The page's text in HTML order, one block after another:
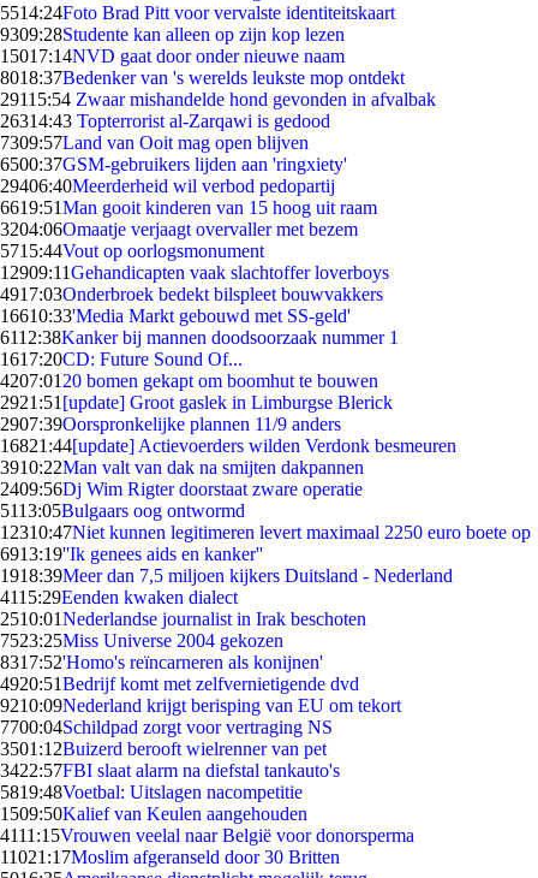
5514:24Foto Brad Pitt voor vervalste identiteitskaart
9309:28Studente kan alleen op zijn kop lezen
15017:14NVD gaat door onder nieuwe naam
8018:37Bedenker van 's werelds leukste mop ontdekt
29115:54 Zwaar mishandelde hond gevonden in afvalbak
26314:43 Topterrorist al-Zarqawi is gedood
7309:57Land van Ooit mag open blijven
6500:37GSM-gebruikers lijden aan 'ringxiety'
29406:40Meerderheid wil verbod pedopartij
6619:51Man gooit kinderen van 15 hoog uit raam
3204:06Omaatje verjaagt overvaller met bezem
5715:44Vout op oorlogsmonument
12909:11Gehandicapten vaak slachtoffer loverboys
4917:03Onderbroek bedekt bilspleet bouwvakkers
16610:33'Media Markt gebouwd met SS-geld'
6112:38Kanker bij mannen doodsoorzaak nummer 1
1617:20CD: Future Sound Of...
4207:01 20 bomen gekapt om boomhut te bouwen
2921:51 [update] Groot gaslek in Limburgse Blerick
2907:39Oorspronkelijke plannen 11/9 anders
16821:44[update] Actievoerders wilden Verdonk besmeuren
3910:22Man valt van dak na smijten dakpannen
2409:56Dj Wim Rigter doorstaat zware operatie
5113:05Bulgaars oog ontwormd
12310:47Niet kunnen legitimeren levert maximaal 2250 euro boete op
6913:19''Ik genees aids en kanker''
1918:39Meer dan 7,5 miljoen kijkers Duitsland - Nederland
4115:29Eenden kwaken dialect
2510:01Nederlandse journalist in Irak beschoten
7523:25Miss Universe 2004 gekozen
8317:52'Homo's reïncarneren als konijnen'
4920:51Bedrijf komt met zelfvernietigende dvd
9210:09Nederland krijgt berisping van EU om tekort
7700:04Schildpad zorgt voor vertraging NS
3501:12Buizerd berooft wielrenner van pet
3422:57FBI slaat alarm na diefstal tankauto's
5819:48Voetbal: Uitslagen nacompetitie
1509:50Kalief van Keulen aangehouden
4111:15Vrouwen veelal naar België voor donorsperma
11021:17Moslim afgeranseld door 30 Britten